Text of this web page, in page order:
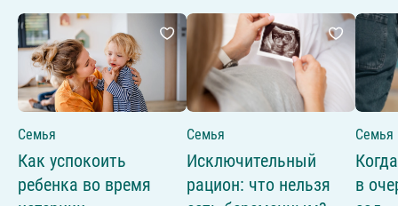
Семья
Как успокоить
ребенка во время
Семья
Исключительный
рацион: что нельзя
Семья
в